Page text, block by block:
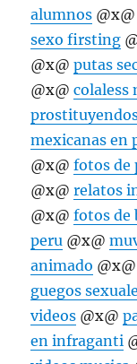
alumnos
sexo firsting
@x@putas
@x@colaless
mexicanas en
@x@fotos de
@x@relatos
@x@fotos de
peru @x@
animado @x@
guegos
videos @x@
en infraganti